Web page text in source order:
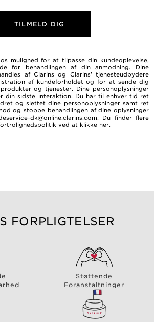
TILMELD DIG
mulighed for at tilpasse din kundeoplevelse,
for behandlingen af ​​din anmodning. Dine
af Clarins og Clarins’ tjenesteudbydere
af kundeforholdet og for at sende dig
og tjenester. Dine personoplysninger
din sidste interaktion. Du har til enhver tid ret
og slettet dine personoplysninger samt ret
og stoppe behandlingen af dine oplysninger
dk@online.clarins.com. Du finder flere
ved at klikke her.
FORPLIGTELSER
Støttende
Foranstaltninger